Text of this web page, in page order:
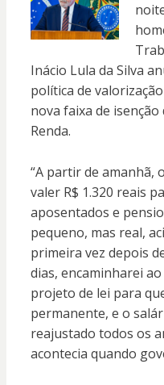
Inácio Lula da Silva
política de
nova faixa de
Renda.
“A partir de amanhã,
valer R$ 1.320 reais
aposentados e
pequeno, mas real,
primeira vez depois
dias, encaminharei
projeto de lei para
permanente, e o
reajustado todos os
acontecia quando